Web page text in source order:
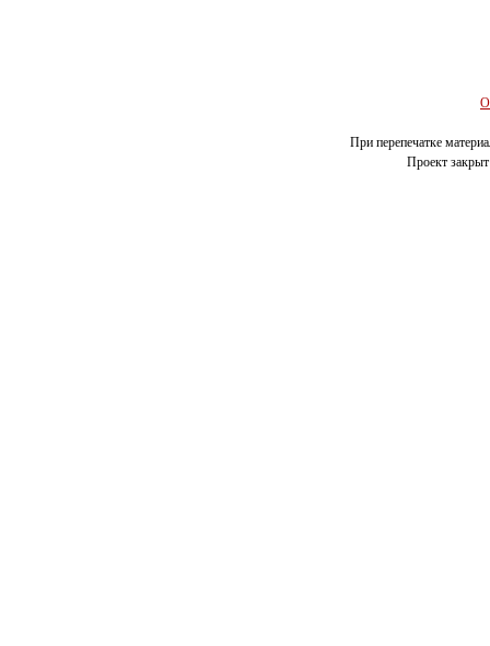
О
При перепечатке
Проект закрыт